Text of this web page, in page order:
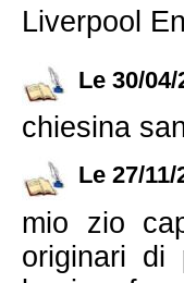
Liverpool
Le 30/
chiesina
Le 27/
mio zio
originari di